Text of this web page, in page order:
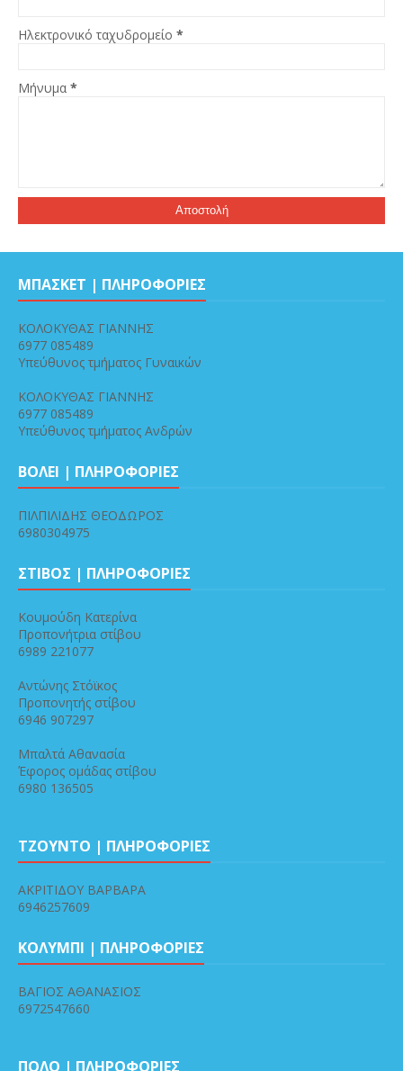
Ηλεκτρονικό ταχυδρομείο *
Μήνυμα *
ΜΠΑΣΚΕΤ | ΠΛΗΡΟΦΟΡΙΕΣ
ΚΟΛΟΚΥΘΑΣ ΓΙΑΝΝΗΣ
6977 085489
Υπεύθυνος τμήματος Γυναικών
ΚΟΛΟΚΥΘΑΣ ΓΙΑΝΝΗΣ
6977 085489
Υπεύθυνος τμήματος Ανδρών
ΒΟΛΕΙ | ΠΛΗΡΟΦΟΡΙΕΣ
ΠΙΛΠΙΛΙΔΗΣ ΘΕΟΔΩΡΟΣ
6980304975
ΣΤΙΒΟΣ | ΠΛΗΡΟΦΟΡΙΕΣ
Κουμούδη Κατερίνα
Προπονήτρια στίβου
6989 221077
Αντώνης Στόϊκος
Προπονητής στίβου
6946 907297
Μπαλτά Αθανασία
Έφορος ομάδας στίβου
6980 136505
ΤΖΟΥΝΤΟ | ΠΛΗΡΟΦΟΡΙΕΣ
ΑΚΡΙΤΙΔΟΥ ΒΑΡΒΑΡΑ
6946257609
ΚΟΛΥΜΠΙ | ΠΛΗΡΟΦΟΡΙΕΣ
ΒΑΓΙΟΣ ΑΘΑΝΑΣΙΟΣ
6972547660
ΠΟΛΟ | ΠΛΗΡΟΦΟΡΙΕΣ